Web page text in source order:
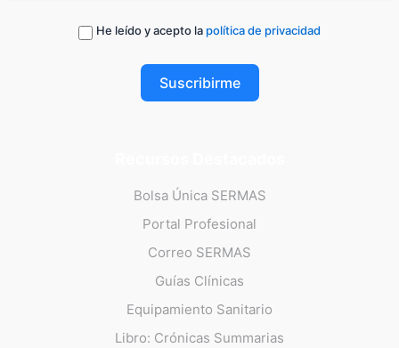
He leído y acepto la política de privacidad
Suscribirme
Bolsa Única SERMAS
Portal Profesional
Correo SERMAS
Guías Clínicas
Equipamiento Sanitario
Libro: Crónicas Summarias